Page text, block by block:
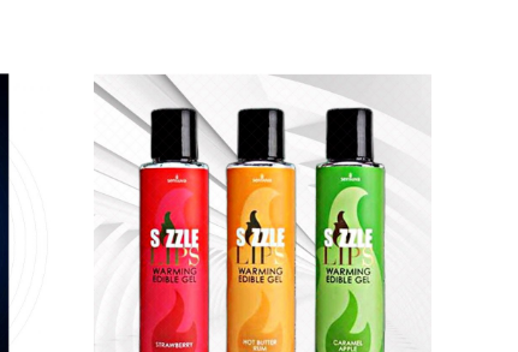
đầu của cả 2 cực kỳ hiệu quả.
đầy lãng mạn trong chốn phòng the.
khí tình dục trở nên cuốn hút hơn.